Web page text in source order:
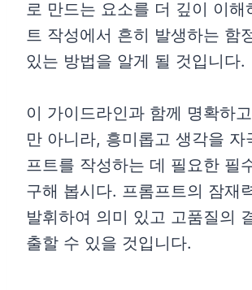
로 만드는 요소를 더 깊이 이해
트 작성에서 흔히 발생하는 함
있는 방법을 알게 될 것입니다.
이 가이드라인과 함께 명확하
만 아니라, 흥미롭고 생각을 자
프트를 작성하는 데 필요한 필
구해 봅시다. 프롬프트의 잠재
발휘하여 의미 있고 고품질의
출할 수 있을 것입니다.